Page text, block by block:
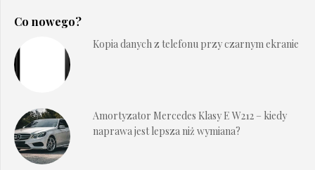
Co nowego?
Kopia danych z telefonu przy czarnym ekranie
Amortyzator Mercedes Klasy E W212 – kiedy
naprawa jest lepsza niż wymiana?